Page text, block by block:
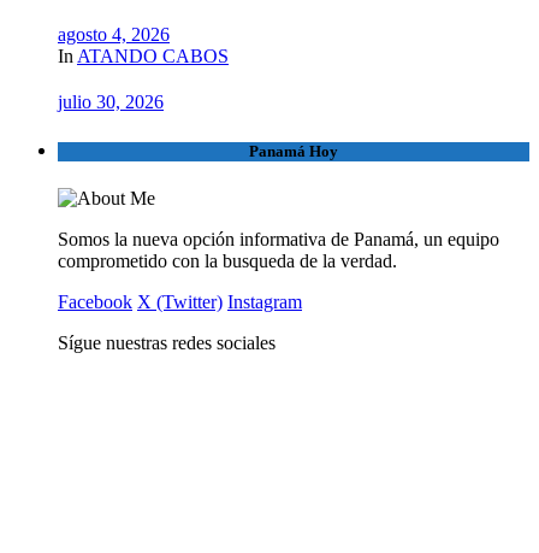
agosto 4, 2026
In ATANDO CABOS
julio 30, 2026
Panamá Hoy
Somos la nueva opción informativa de Panamá, un equipo
comprometido con la busqueda de la verdad.
Facebook X (Twitter) Instagram
Sígue nuestras redes sociales